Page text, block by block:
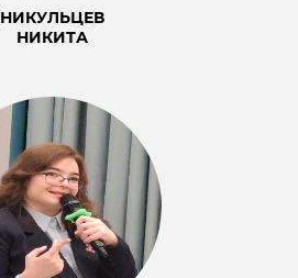
НИКУЛЬЦЕВ
НИКИТА